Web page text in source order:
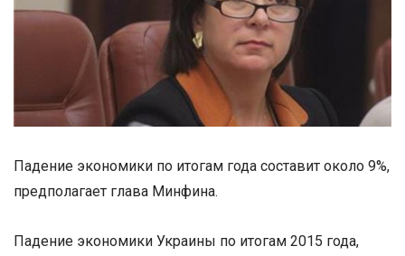
Падение экономики по итогам года составит около 9%,
предполагает глава Минфина.
Падение экономики Украины по итогам 2015 года,